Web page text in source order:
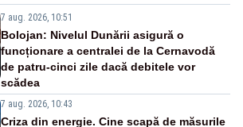
7 aug. 2026, 10:51
Bolojan: Nivelul Dunării asigură o
funcționare a centralei de la Cernavodă
de patru-cinci zile dacă debitele vor
scădea
7 aug. 2026, 10:43
Criza din energie. Cine scapă de măsurile